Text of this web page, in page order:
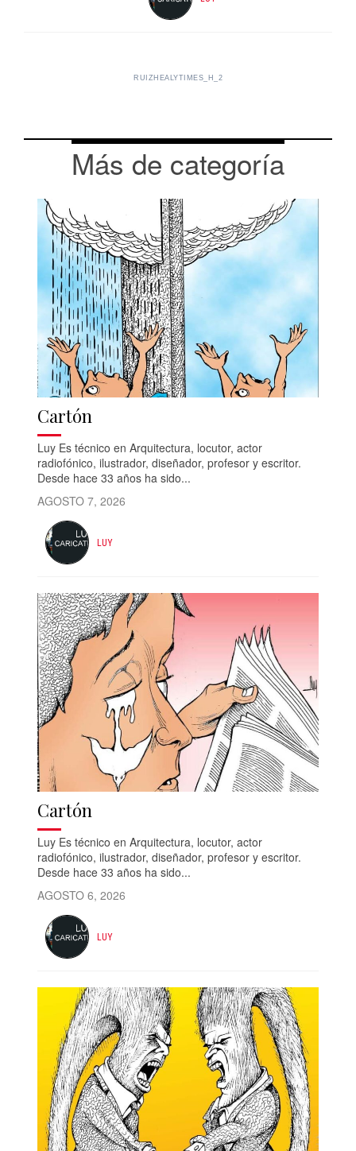
RUIZHEALYTIMES_H_2
Más de categoría
Cartón
Luy Es técnico en Arquitectura, locutor, actor
radiofónico, ilustrador, diseñador, profesor y escritor.
Desde hace 33 años ha sido...
AGOSTO 7, 2026
LUY
Cartón
Luy Es técnico en Arquitectura, locutor, actor
radiofónico, ilustrador, diseñador, profesor y escritor.
Desde hace 33 años ha sido...
AGOSTO 6, 2026
LUY